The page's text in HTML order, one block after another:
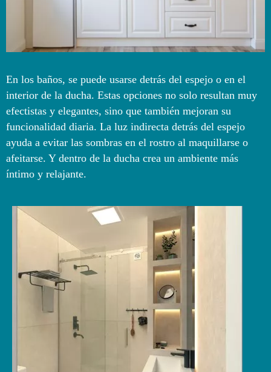
En los baños, se puede usarse detrás del espejo o en el
interior de la ducha. Estas opciones no solo resultan muy
efectistas y elegantes, sino que también mejoran su
funcionalidad diaria. La luz indirecta detrás del espejo
ayuda a evitar las sombras en el rostro al maquillarse o
afeitarse. Y dentro de la ducha crea un ambiente más
íntimo y relajante.